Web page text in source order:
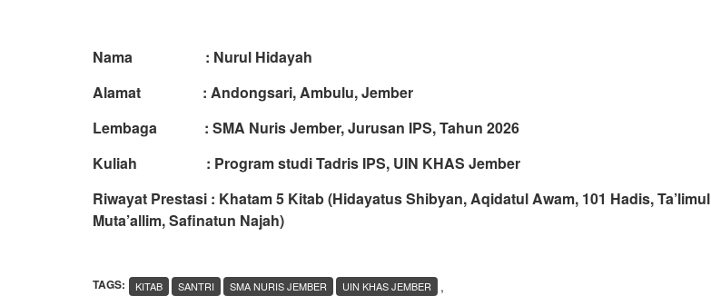
Nama : Nurul Hidayah
Alamat : Andongsari, Ambulu, Jember
Lembaga : SMA Nuris Jember, Jurusan IPS, Tahun 2026
Kuliah : Program studi Tadris IPS, UIN KHAS Jember
Riwayat Prestasi : Khatam 5 Kitab (Hidayatus Shibyan, Aqidatul Awam, 101 Hadis, Ta’limul
Muta’allim, Safinatun Najah)
TAGS: ,
KITAB SANTRI SMA NURIS JEMBER UIN KHAS JEMBER